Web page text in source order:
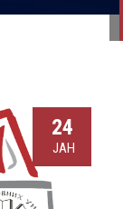
24
ЈАН